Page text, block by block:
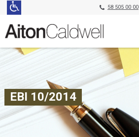
58 505 00 00
EBI 10/2014